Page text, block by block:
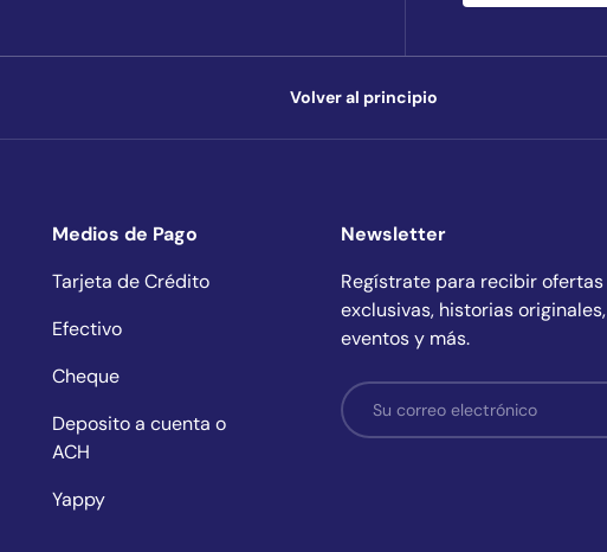
Volver al principio
Medios de Pago
Tarjeta de Crédito
Efectivo
Cheque
Deposito a cuenta o
ACH
Yappy
Newsletter
Regístrate para recibir ofertas
exclusivas, historias originales,
eventos y más.
Correo electrónico